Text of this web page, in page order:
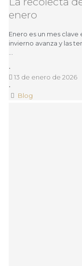
enero
Enero es un mes
invierno avanza y las
…
•
13 de enero de 2026
•
Blog